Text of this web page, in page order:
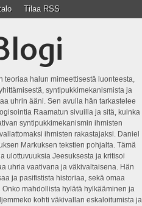
Tilaa RSS
teoriaa halun mimeettisestä luonteesta,
syntipukkimekanismista ja
uhrin ääni. Sen avulla hän tarkastelee
Raamatun sivuilla ja sitä, kuinka
syntipukkimekanismin ihmisten
ihmisten rakastajaksi. Daniel
Markuksen tekstien pohjalta. Tämä
ulottuvuuksia Jeesuksesta ja kritisoi
uhria vaativana ja väkivaltaisena. Hän
ja pasifistista historiaa, sekä omaa
mahdollista hylätä hylkääminen ja
kohti väkivallan eskaloitumista ja